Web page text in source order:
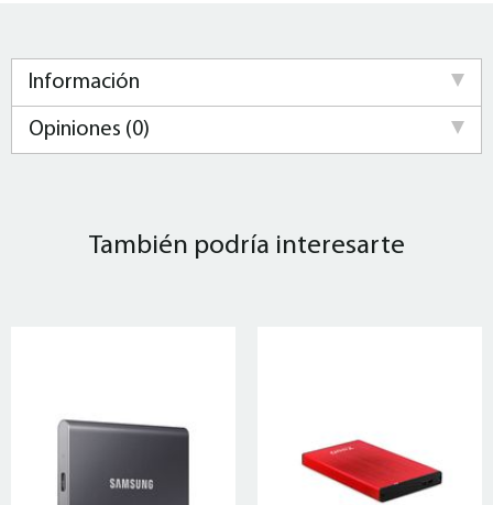
Información
Opiniones (0)
También podría interesarte